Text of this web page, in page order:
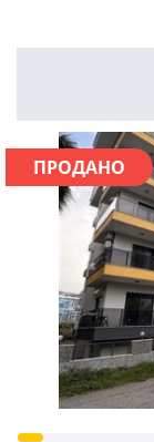
ПРОДАНО